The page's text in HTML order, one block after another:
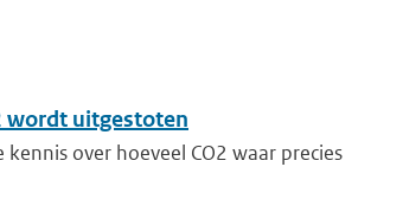
wordt uitgestoten
over hoeveel CO2 waar precies